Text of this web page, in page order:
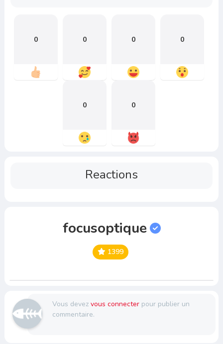
0 0 0 0
0 0
Reactions
focusoptique
1399
Vous devez vous connecterpour publier un
commentaire.